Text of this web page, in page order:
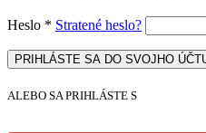
Heslo * Stratené heslo?
PRIHLÁSTE SA DO SVOJHO
ALEBO SA PRIHLÁSTE S